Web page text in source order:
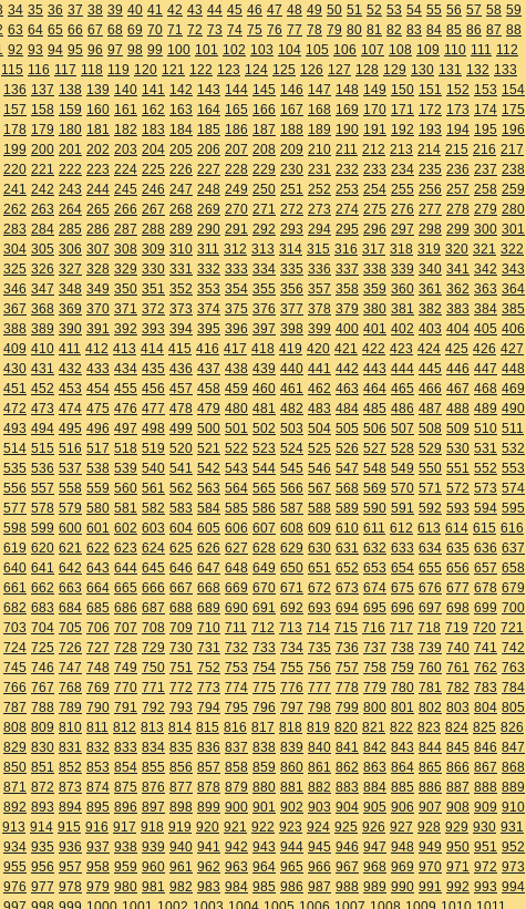
34 35 36 37 38 39 40 41 42 43 44 45 46 47 48 49 50 51 52 53 54 55 56 57 58 59
63 64 65 66 67 68 69 70 71 72 73 74 75 76 77 78 79 80 81 82 83 84 85 86 87 88
92 93 94 95 96 97 98 99 100 101 102 103 104 105 106 107 108 109 110 111 112
115 116 117 118 119 120 121 122 123 124 125 126 127 128 129 130 131 132 133
136 137 138 139 140 141 142 143 144 145 146 147 148 149 150 151 152 153 154
157 158 159 160 161 162 163 164 165 166 167 168 169 170 171 172 173 174 175
178 179 180 181 182 183 184 185 186 187 188 189 190 191 192 193 194 195 196
199 200 201 202 203 204 205 206 207 208 209 210 211 212 213 214 215 216 217
220 221 222 223 224 225 226 227 228 229 230 231 232 233 234 235 236 237 238
241 242 243 244 245 246 247 248 249 250 251 252 253 254 255 256 257 258 259
262 263 264 265 266 267 268 269 270 271 272 273 274 275 276 277 278 279 280
283 284 285 286 287 288 289 290 291 292 293 294 295 296 297 298 299 300 301
304 305 306 307 308 309 310 311 312 313 314 315 316 317 318 319 320 321 322
325 326 327 328 329 330 331 332 333 334 335 336 337 338 339 340 341 342 343
346 347 348 349 350 351 352 353 354 355 356 357 358 359 360 361 362 363 364
367 368 369 370 371 372 373 374 375 376 377 378 379 380 381 382 383 384 385
388 389 390 391 392 393 394 395 396 397 398 399 400 401 402 403 404 405 406
409 410 411 412 413 414 415 416 417 418 419 420 421 422 423 424 425 426 427
430 431 432 433 434 435 436 437 438 439 440 441 442 443 444 445 446 447 448
451 452 453 454 455 456 457 458 459 460 461 462 463 464 465 466 467 468 469
472 473 474 475 476 477 478 479 480 481 482 483 484 485 486 487 488 489 490
493 494 495 496 497 498 499 500 501 502 503 504 505 506 507 508 509 510 511
514 515 516 517 518 519 520 521 522 523 524 525 526 527 528 529 530 531 532
535 536 537 538 539 540 541 542 543 544 545 546 547 548 549 550 551 552 553
556 557 558 559 560 561 562 563 564 565 566 567 568 569 570 571 572 573 574
577 578 579 580 581 582 583 584 585 586 587 588 589 590 591 592 593 594 595
598 599 600 601 602 603 604 605 606 607 608 609 610 611 612 613 614 615 616
619 620 621 622 623 624 625 626 627 628 629 630 631 632 633 634 635 636 637
640 641 642 643 644 645 646 647 648 649 650 651 652 653 654 655 656 657 658
661 662 663 664 665 666 667 668 669 670 671 672 673 674 675 676 677 678 679
682 683 684 685 686 687 688 689 690 691 692 693 694 695 696 697 698 699 700
703 704 705 706 707 708 709 710 711 712 713 714 715 716 717 718 719 720 721
724 725 726 727 728 729 730 731 732 733 734 735 736 737 738 739 740 741 742
745 746 747 748 749 750 751 752 753 754 755 756 757 758 759 760 761 762 763
766 767 768 769 770 771 772 773 774 775 776 777 778 779 780 781 782 783 784
787 788 789 790 791 792 793 794 795 796 797 798 799 800 801 802 803 804 805
808 809 810 811 812 813 814 815 816 817 818 819 820 821 822 823 824 825 826
829 830 831 832 833 834 835 836 837 838 839 840 841 842 843 844 845 846 847
850 851 852 853 854 855 856 857 858 859 860 861 862 863 864 865 866 867 868
871 872 873 874 875 876 877 878 879 880 881 882 883 884 885 886 887 888 889
892 893 894 895 896 897 898 899 900 901 902 903 904 905 906 907 908 909 910
913 914 915 916 917 918 919 920 921 922 923 924 925 926 927 928 929 930 931
934 935 936 937 938 939 940 941 942 943 944 945 946 947 948 949 950 951 952
955 956 957 958 959 960 961 962 963 964 965 966 967 968 969 970 971 972 973
976 977 978 979 980 981 982 983 984 985 986 987 988 989 990 991 992 993 994